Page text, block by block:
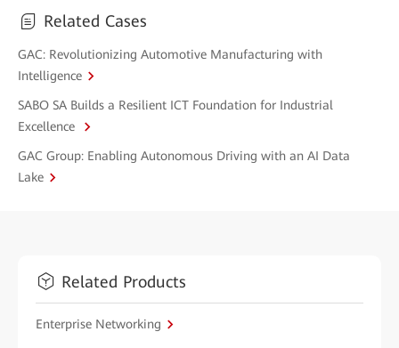
Related Cases
GAC: Revolutionizing Automotive Manufacturing with
Intelligence
SABO SA Builds a Resilient ICT Foundation for Industrial
Excellence
GAC Group: Enabling Autonomous Driving with an AI Data
Lake
Related Products
Enterprise Networking